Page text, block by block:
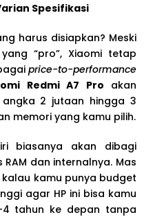
Spesifikasi
harus disiapkan? Meski
“pro”, Xiaomi tetap
price-to-performance
Redmi A7 Pro akan
2 jutaan hingga 3
memori yang kamu pilih.
biasanya akan dibagi
dan internalnya. Mas
kamu punya budget
agar HP ini bisa kamu
tahun ke depan tanpa